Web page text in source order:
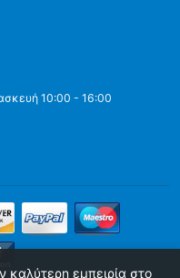
10:00 - 16:00
καλύτερη εμπειρία στο